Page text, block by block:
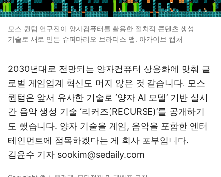
모스 퀀텀 연구진이 양자컴퓨터를 활용한 절차적 콘텐츠 생성
기술로 새로 만든 슈퍼마리오 브라더스 맵. 아카이브 캡처
2030년대로 전망되는 양자컴퓨터 상용화에 맞춰 글
로벌 게임업계 혁신도 머지 않은 것 같습니다. 모스
퀀텀은 앞서 유사한 기술로 ‘양자 AI 모델’ 기반 실시
간 음악 생성 기술 ‘리커즈(RECURSE)’를 공개하기
도 했습니다. 양자 기술을 게임, 음악을 포함한 엔터
테인먼트에 접목하겠다는 게 회사 포부입니다.
김윤수 기자 sookim@sedaily.com